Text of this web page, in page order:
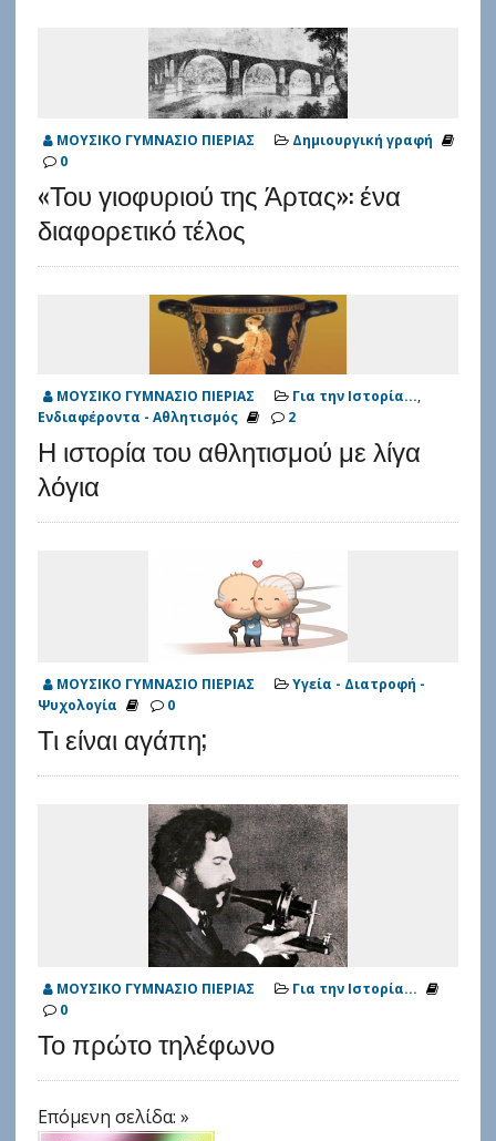
ΜΟΥΣΙΚΟ ΓΥΜΝΑΣΙΟ ΠΙΕΡΙΑΣ
Δημιουργική γραφή
0
«Του γιοφυριού της Άρτας»: ένα
διαφορετικό τέλος
ΜΟΥΣΙΚΟ ΓΥΜΝΑΣΙΟ ΠΙΕΡΙΑΣ Για την Ιστορία...,
Ενδιαφέροντα - Αθλητισμός
2
Η ιστορία του αθλητισμού με λίγα
λόγια
ΜΟΥΣΙΚΟ ΓΥΜΝΑΣΙΟ ΠΙΕΡΙΑΣ
Υγεία - Διατροφή -
Ψυχολογία
0
Τι είναι αγάπη;
ΜΟΥΣΙΚΟ ΓΥΜΝΑΣΙΟ ΠΙΕΡΙΑΣ
Για την Ιστορία...
0
Το πρώτο τηλέφωνο
Επόμενη σελίδα: »